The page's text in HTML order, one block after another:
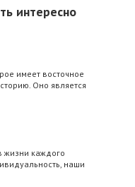
интересно
имеет восточное
Оно является
жизни каждого
наши